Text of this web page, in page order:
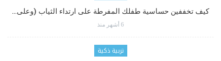
كيف تخففين حساسية طفلك المفرطة على ارتداء الثياب (وعلى…
6 أشهر منذ
تربية ذكية